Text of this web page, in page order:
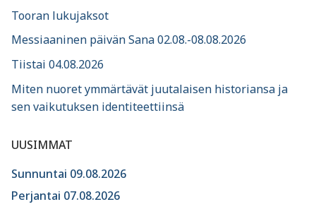
Tooran lukujaksot
Messiaaninen päivän Sana 02.08.-08.08.2026
Tiistai 04.08.2026
Miten nuoret ymmärtävät juutalaisen historiansa ja
sen vaikutuksen identiteettiinsä
UUSIMMAT
Sunnuntai 09.08.2026
Perjantai 07.08.2026